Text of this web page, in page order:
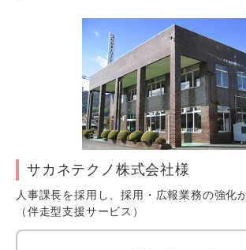
サカネテクノ株式会社様
人事課長を採用し、採用・広報業務の強化
（伴走型支援サービス）